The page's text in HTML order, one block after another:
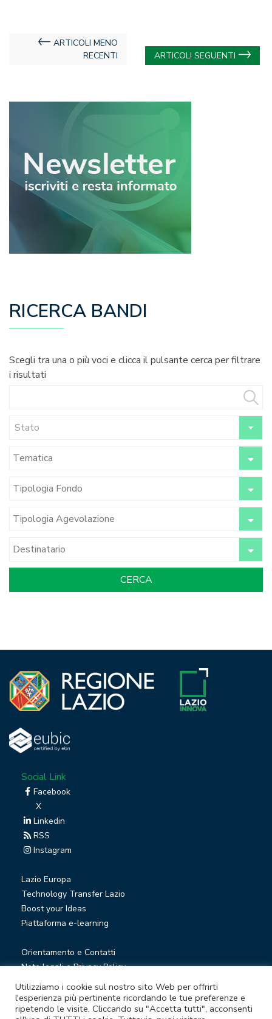
Navigazione
ARTICOLI MENO
RECENTI
ARTICOLI SEGUENTI
RICERCA BANDI
Scegli tra una o più voci e clicca il pulsante cerca per filtrare
i risultati
Stato
Social Link
Facebook
X
Linkedin
RSS
Instagram
Lazio Europa
Technology Transfer Lazio
Boost your Ideas
Piattaforma e-learning
Orientamento e Contatti
Note legali e Privacy Policy
Privacy Newsletter
Società trasparente
Whistleblowing
Utilizziamo i cookie sul nostro sito Web per offrirti
l'esperienza più pertinente ricordando le tue preferenze e
ripetendo le visite. Cliccando su "Accetta tutti", acconsenti